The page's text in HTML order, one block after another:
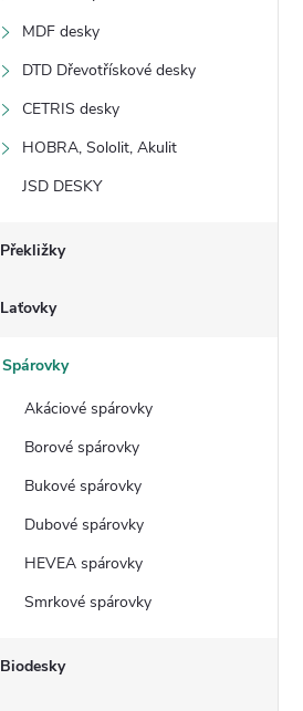
MDF desky
DTD Dřevotřískové desky
CETRIS desky
HOBRA, Sololit, Akulit
JSD DESKY
Překližky
Laťovky
Spárovky
Akáciové spárovky
Borové spárovky
Bukové spárovky
Dubové spárovky
HEVEA spárovky
Smrkové spárovky
Biodesky